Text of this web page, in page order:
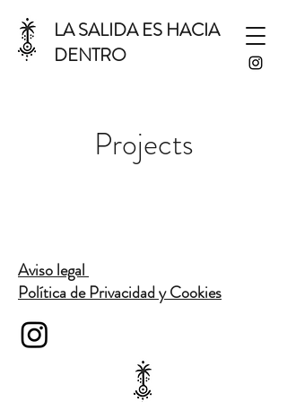
LA SALIDA ES HACIA
DENTRO
Projects
Aviso legal
Política de Privacidad y Cookies